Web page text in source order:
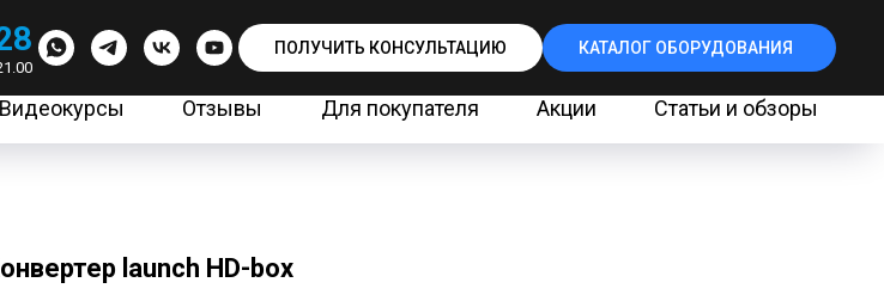
ПОЛУЧИТЬ КОНСУЛЬТАЦИЮ КАТАЛОГ ОБОРУДОВАНИЯ
Видеокурсы Отзывы Для покупателя Акции
Статьи и обзоры
launch HD-box